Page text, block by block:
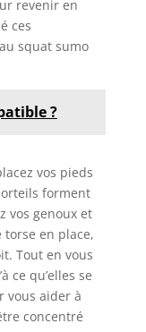
revenir en
ces
squat sumo
?
vos pieds
forment
vos genoux et
torse en place,
Tout en vous
ce qu’elles se
vous aider à
concentré